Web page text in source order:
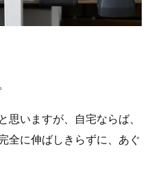
いますが、 自宅ならば、
全に伸ばしきらずに、あぐ